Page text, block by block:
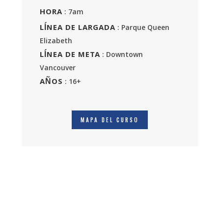
HORA : 7am
LÍNEA DE LARGADA : Parque Queen
Elizabeth
LÍNEA DE META : Downtown
Vancouver
AÑOS : 16+
MAPA DEL CURSO